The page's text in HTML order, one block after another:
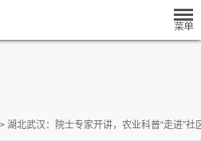
> 湖北武汉：院士专家开讲，农业科普“走进”社